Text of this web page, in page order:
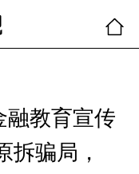
融教育宣传
拆骗局，